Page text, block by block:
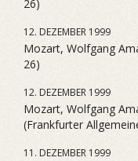
26)
12. DEZEMBER 1999
Mozart, Wolfgang
26)
12. DEZEMBER 1999
Mozart, Wolfgang
(Frankfurter
11. DEZEMBER 1999